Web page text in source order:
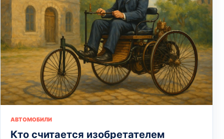
АВТОМОБИЛИ
Кто считается изобретателем